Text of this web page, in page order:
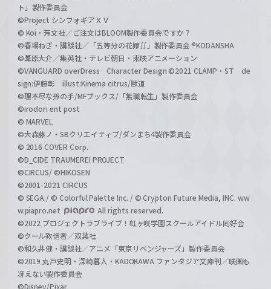
ト」製作委員会
©Project シンフォギアＸＶ
© Koi・芳文社／ご注文はBLOOM製作委員会ですか？
©春場ねぎ・講談社／「五等分の花嫁∬」製作委員会 ®KODANSHA
©葦原大介／集英社・テレビ朝日・東映アニメーション
©VANGUARD overDress Character Design ©2021 CLAMP・ST de
sign:伊藤彰 illust:Kinema citrus/獣道
©理不尽な孫の手/MFブックス/「無職転生」製作委員会
©irodori ent post
© MARVEL
©大森藤ノ・SBクリエイティブ/ダンまち4製作委員会
© 2016 COVER Corp.
©D_CIDE TRAUMEREI PROJECT
©CIRCUS/ ©HIKOSEN
©2001-2021 CIRCUS
© SEGA / © Colorful Palette Inc. / © Crypton Future Media, INC. ww
w.piapro.net
All rights reserved.
©2022 プロジェクトラブライブ！虹ヶ咲学園スクールアイドル同好会
©クール教信者／双葉社
©和久井健・講談社／アニメ「東京リベンジャーズ」製作委員会
©2019 丸戸史明・深崎暮人・KADOKAWA ファンタジア文庫刊／映画も
冴えない製作委員会
©Disney/Pixar